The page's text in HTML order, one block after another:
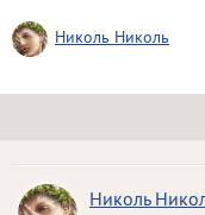
Николь Николь
Николь